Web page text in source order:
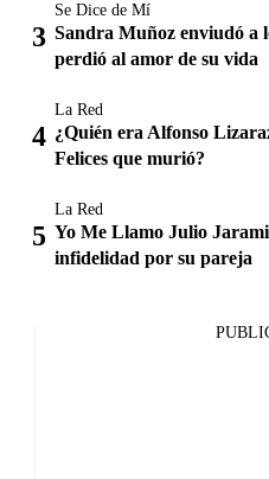
Se Dice de Mí
Sandra Muñoz enviudó a
perdió al amor de su vida
La Red
¿Quién era Alfonso
Felices que murió?
La Red
Yo Me Llamo Julio
infidelidad por su pareja